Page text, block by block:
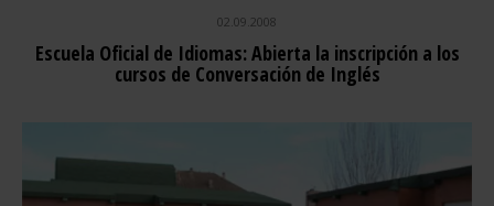
02.09.2008
Escuela Oficial de Idiomas: Abierta la inscripción a los
cursos de Conversación de Inglés